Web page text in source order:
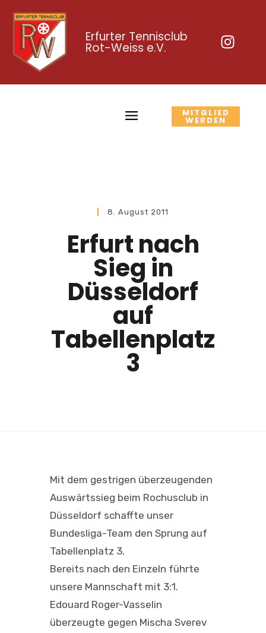
Erfurter Tennisclub
Rot-Weiss e.V.
MITGLIED
WERDEN
8. August 2011
Erfurt nach
Sieg in
Düsseldorf
auf
Tabellenplatz
3
Mit dem gestrigen überzeugenden
Auswärtssieg beim Rochusclub in
Düsseldorf schaffte unser
Bundesliga-Team den Sprung auf
Tabellenplatz 3.
Bereits nach den Einzeln führte
unsere Mannschaft mit 3:1.
Edouard Roger-Vasselin
überzeugte gegen Mischa Sverev